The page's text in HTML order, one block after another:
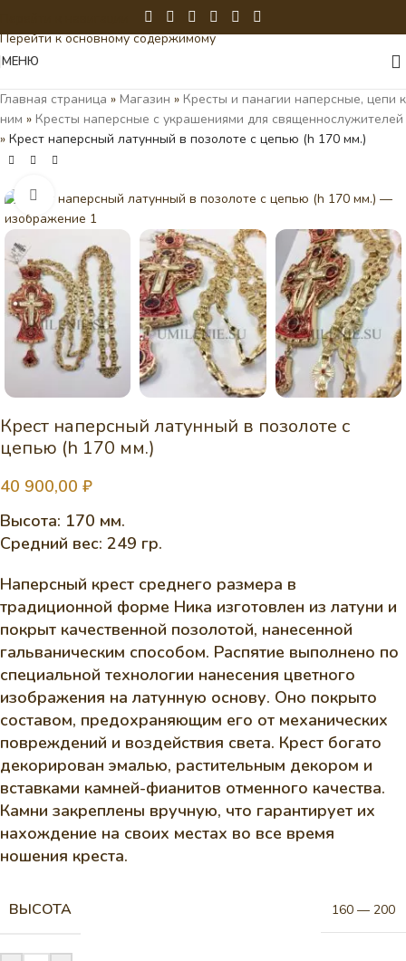
Перейти к основному содержимому
МЕНЮ
Главная страница » Магазин » Кресты и панагии наперсные, цепи к
ним » Кресты наперсные с украшениями для священнослужителей
» Крест наперсный латунный в позолоте с цепью (h 170 мм.)
Нажмите, чтобы увеличить
Крест наперсный латунный в позолоте с
цепью (h 170 мм.)
40 900,00 ₽
Высота: 170 мм.
Средний вес: 249 гр.
Наперсный крест среднего размера в
традиционной форме Ника изготовлен из латуни и
покрыт качественной позолотой, нанесенной
гальваническим способом. Распятие выполнено по
специальной технологии нанесения цветного
изображения на латунную основу. Оно покрыто
составом, предохраняющим его от механических
повреждений и воздействия света. Крест богато
декорирован эмалью, растительным декором и
вставками камней-фианитов отменного качества.
Камни закреплены вручную, что гарантирует их
нахождение на своих местах во все время
ношения креста.
ВЫСОТА 160 — 200